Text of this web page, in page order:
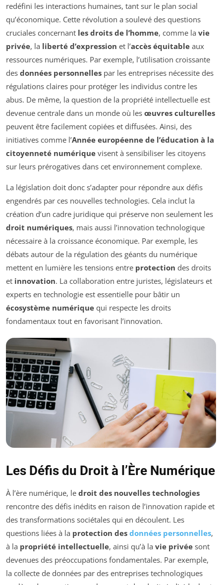
redéfini les interactions humaines, tant sur le plan social
qu’économique. Cette révolution a soulevé des questions
cruciales concernant les droits de l’homme, comme la vie
privée, la liberté d’expression et l’accès équitable aux
ressources numériques. Par exemple, l’utilisation croissante
des données personnelles par les entreprises nécessite des
régulations claires pour protéger les individus contre les
abus. De même, la question de la propriété intellectuelle est
devenue centrale dans un monde où les œuvres culturelles
peuvent être facilement copiées et diffusées. Ainsi, des
initiatives comme l’Année européenne de l’éducation à la
citoyenneté numérique visent à sensibiliser les citoyens
sur leurs prérogatives dans cet environnement complexe.
La législation doit donc s’adapter pour répondre aux défis
engendrés par ces nouvelles technologies. Cela inclut la
création d’un cadre juridique qui préserve non seulement les
droit numériques, mais aussi l’innovation technologique
nécessaire à la croissance économique. Par exemple, les
débats autour de la régulation des géants du numérique
mettent en lumière les tensions entre protection des droits
et innovation. La collaboration entre juristes, législateurs et
experts en technologie est essentielle pour bâtir un
écosystème numérique qui respecte les droits
fondamentaux tout en favorisant l’innovation.
Les Défis du Droit à l’Ère Numérique
À l’ère numérique, le droit des nouvelles technologies
rencontre des défis inédits en raison de l’innovation rapide et
des transformations sociétales qui en découlent. Les
questions liées à la protection des données personnelles,
à la propriété intellectuelle, ainsi qu’à la vie privée sont
devenues des préoccupations fondamentales. Par exemple,
la collecte de données par des entreprises technologiques